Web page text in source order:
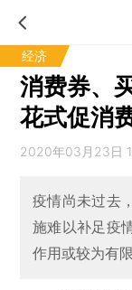
经济
消费券、
花式促消
2020年03月23日
疫情尚未过去
施难以补足疫
作用或较为有限